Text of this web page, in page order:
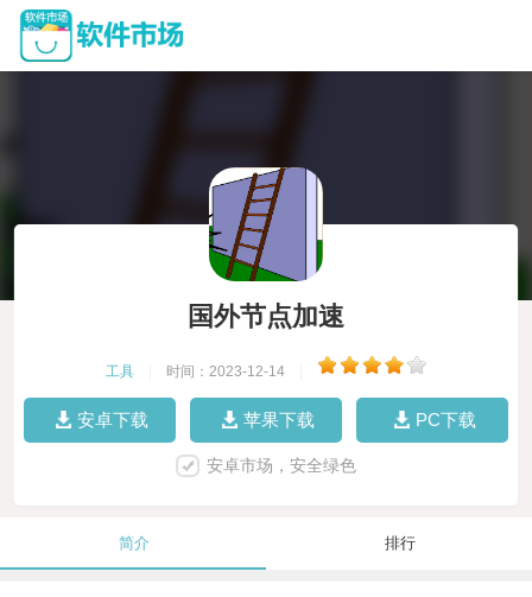
国外节点加速
工具 时间：2023-12-14
安卓下载 苹果下载 PC下载
安卓市场，安全绿色
简介 排行